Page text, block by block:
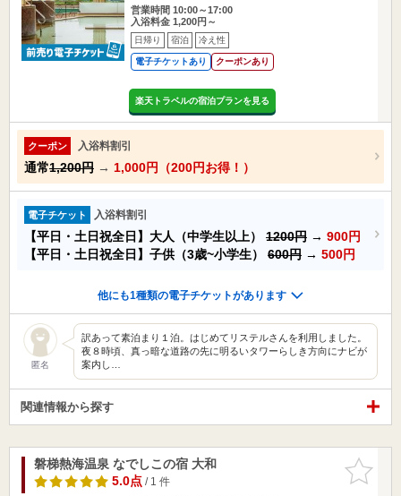
営業時間 10:00～17:00
入浴料金 1,200円～
日帰り 宿泊 冷え性
電子チケットあり クーポンあり
楽天トラベルの宿泊プランを見る
クーポン 入浴料割引
通常1,200円 → 1,000円（200円お得！）
電子チケット 入浴料割引
【平日・土日祝全日】大人（中学生以上） 1200円 → 900円
【平日・土日祝全日】子供（3歳~小学生） 600円 → 500円
他にも1種類の電子チケットがあります
匿名
訳あって素泊まり１泊。はじめてリステルさんを利用しました。
夜８時頃、真っ暗な道路の先に明るいタワーらしき方向にナビが
案内し…
関連情報から探す
お気に入
りに追加
磐梯熱海温泉 なでしこの宿 大和
5.0点/ 1 件